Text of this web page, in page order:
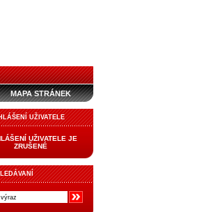
MAPA STRÁNEK
UŽIVATELE
UŽIVATELE JE
ZRUŠENÉ